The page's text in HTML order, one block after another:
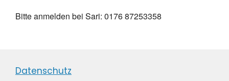
Bitte anmelden bei Sari: 0176 87253358
Datenschutz